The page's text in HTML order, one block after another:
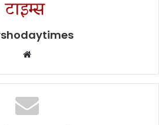
Website